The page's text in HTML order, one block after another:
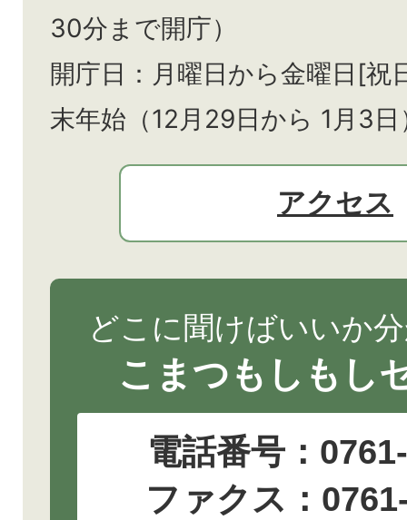
30分まで開庁）
開庁日：月曜日から金曜日[祝
末年始（12月29日から 1月3
アクセス
どこに聞けばいいか
こまつもしもし
電話番号：
ファクス：